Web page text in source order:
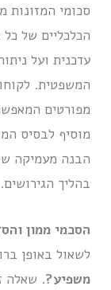
סכומי המזונות
הכלכליים של
עדכנית ועל
המשפטית.
מפורטים
מוסיף לבסיס
הבנה מעמיקה
בהליך הגירושים.
הסכמי ממון
לשאול באופן
משפיע?. שאלה